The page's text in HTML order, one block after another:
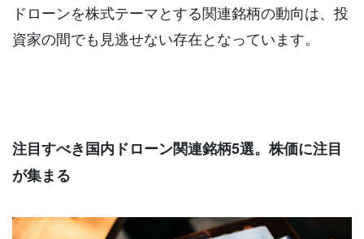
ドローンを株式テーマとする関連銘柄の動向は、投
資家の間でも見逃せない存在となっています。
注目すべき国内ドローン関連銘柄5選。株価に注目
が集まる